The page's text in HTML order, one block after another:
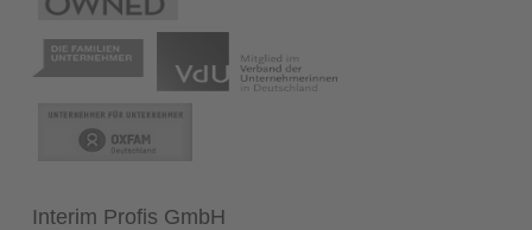
Interim Profis GmbH